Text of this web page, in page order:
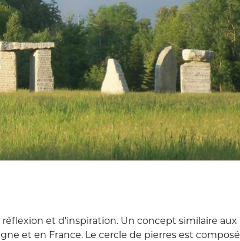
et d'inspiration. Un concept similaire aux
et en France. Le cercle de pierres est composé